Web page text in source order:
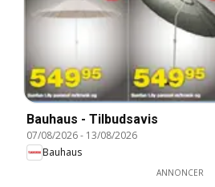
Bauhaus - Tilbudsavis
07/08/2026- 13/08/2026
Bauhaus
ANNONCER